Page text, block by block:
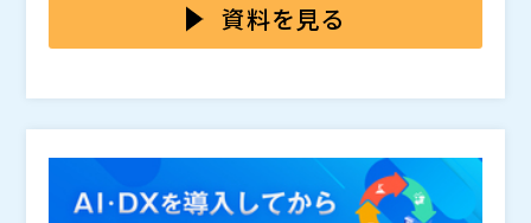
しやすくなります。その結果、プロジェクト情報の更新
状況が部門ごとにばらつき、PMOや管理職が部門横断
ります。
までを一つのプラットフォームで実現できる
ご紹介します。部門横断で進む複数プロジェクトの状況
タイムリーに把握することで、PMOや管理職の意思決
定を支援します。また、により、専門的なIT知識がな
くても現場部門が使いやすく、AIによる分析支援や自動
化機能によって、更新依頼やレポート作成などの定型業
務の効率化も期待できます。当日は、Smartsheetのデ
マジセミ株式会社（）
※共催、協賛、協力、講演企業は将来的に追加、削除さ
れる可能性があります。
資料を見る